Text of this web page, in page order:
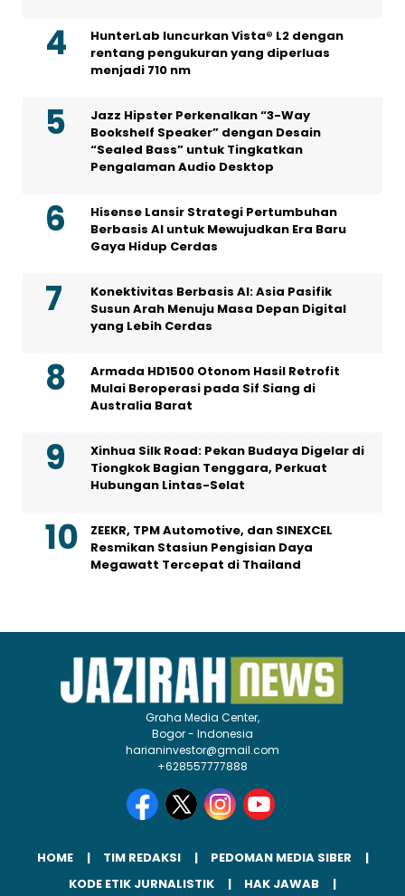
HunterLab luncurkan Vista® L2 dengan
rentang pengukuran yang diperluas
menjadi 710 nm
Jazz Hipster Perkenalkan “3-Way
Bookshelf Speaker” dengan Desain
“Sealed Bass” untuk Tingkatkan
Pengalaman Audio Desktop
Hisense Lansir Strategi Pertumbuhan
Berbasis AI untuk Mewujudkan Era Baru
Gaya Hidup Cerdas
Konektivitas Berbasis AI: Asia Pasifik
Susun Arah Menuju Masa Depan Digital
yang Lebih Cerdas
Armada HD1500 Otonom Hasil Retrofit
Mulai Beroperasi pada Sif Siang di
Australia Barat
Xinhua Silk Road: Pekan Budaya Digelar di
Tiongkok Bagian Tenggara, Perkuat
Hubungan Lintas-Selat
ZEEKR, TPM Automotive, dan SINEXCEL
Resmikan Stasiun Pengisian Daya
Megawatt Tercepat di Thailand
Graha Media Center,
Bogor - Indonesia
harianinvestor@gmail.com
+628557777888
HOME TIM REDAKSI
PEDOMAN MEDIA SIBER
KODE ETIK JURNALISTIK
HAK JAWAB